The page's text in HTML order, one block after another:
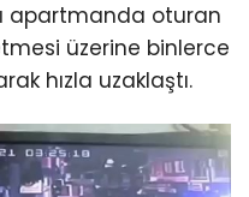
apartmanda oturan
üzerine binlerce
hızla uzaklaştı.